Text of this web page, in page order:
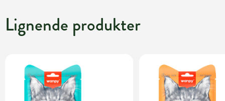
Lignende produkter